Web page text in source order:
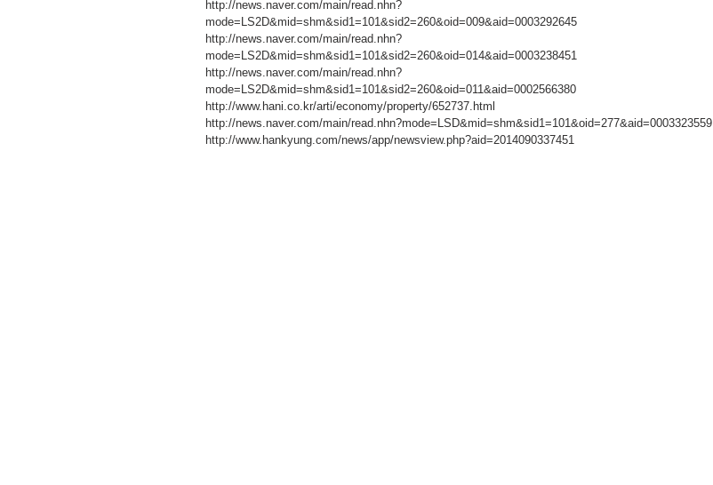
http://news.naver.com/main/read.nhn?
mode=LS2D&mid=shm&sid1=101&sid2=260&oid=009&aid=0003292645
http://news.naver.com/main/read.nhn?
mode=LS2D&mid=shm&sid1=101&sid2=260&oid=014&aid=0003238451
http://news.naver.com/main/read.nhn?
mode=LS2D&mid=shm&sid1=101&sid2=260&oid=011&aid=0002566380
http://www.hani.co.kr/arti/economy/property/652737.html
http://news.naver.com/main/read.nhn?mode=LSD&mid=shm&sid1=101&oid=277&aid=0003323559
http://www.hankyung.com/news/app/newsview.php?aid=2014090337451